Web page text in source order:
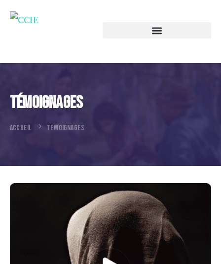
Témoignages
ACCUEIL TÉMOIGNAGES